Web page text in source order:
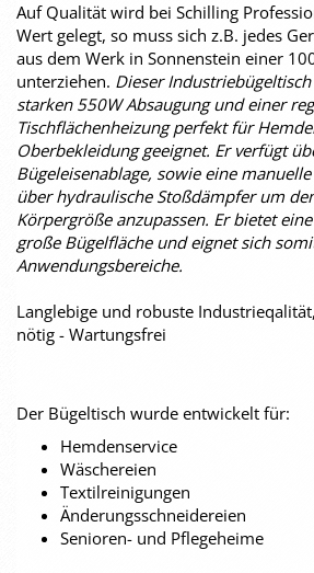
Auf Qualität wird bei Schilling
Wert gelegt, so muss sich z.B. jedes
aus dem Werk in Sonnenstein einer
unterziehen. Dieser
starken 550W Absaugung und einer
Tischflächenheizung perfekt für
Oberbekleidung geeignet. Er verfügt
Bügeleisenablage, sowie eine
über hydraulische Stoßdämpfer um
Körpergröße anzupassen. Er bietet
große Bügelfläche und eignet sich
Anwendungsbereiche.
Langlebige und robuste
nötig - Wartungsfrei
Der Bügeltisch wurde entwickelt für:
Hemdenservice
Wäschereien
Textilreinigungen
Änderungsschneidereien
Senioren- und Pflegeheime